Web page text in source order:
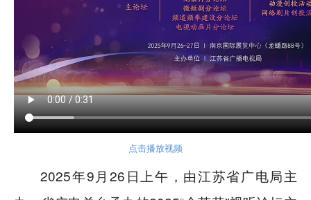
点击播放视频
2025年9月26日上午，由江苏省广电局主